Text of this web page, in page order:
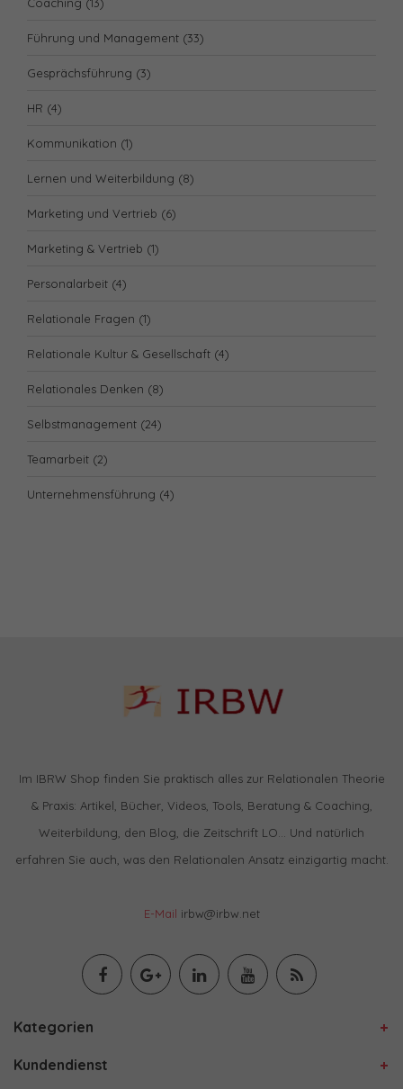
Führung und Management (33)
Gesprächsführung (3)
HR (4)
Kommunikation (1)
Lernen und Weiterbildung (8)
Marketing und Vertrieb (6)
Marketing & Vertrieb (1)
Personalarbeit (4)
Relationale Fragen (1)
Relationale Kultur & Gesellschaft (4)
Relationales Denken (8)
Selbstmanagement (24)
Teamarbeit (2)
Unternehmensführung (4)
Im IBRW Shop finden Sie praktisch alles zur Relationalen Theorie
& Praxis: Artikel, Bücher, Videos, Tools, Beratung & Coaching,
Weiterbildung, den Blog, die Zeitschrift LO… Und natürlich
erfahren Sie auch, was den Relationalen Ansatz einzigartig macht.
E-Mail irbw@irbw.net
Kategorien
Kundendienst